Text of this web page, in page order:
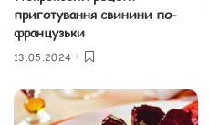
приготування свинини по-
французьки
13.05.2024